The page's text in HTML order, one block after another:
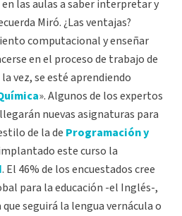
las aulas a saber interpretar y
Miró. ¿Las ventajas?
computacional y enseñar
en el proceso de trabajo de
vez, se esté aprendiendo
». Algunos de los expertos
nuevas asignaturas para
de la de Programación y
este curso la
. El 46% de los encuestados cree
para la educación -el Inglés-,
seguirá la lengua vernácula o